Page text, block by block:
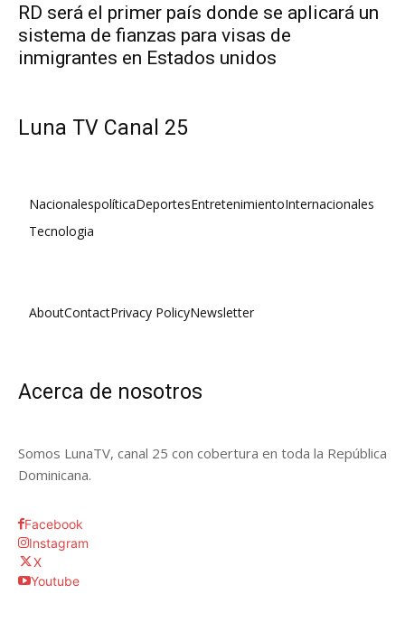
RD será el primer país donde se aplicará un
sistema de fianzas para visas de
inmigrantes en Estados unidos
Luna TV Canal 25
NacionalespolíticaDeportesEntretenimientoInternacionales
Tecnologia
AboutContactPrivacy PolicyNewsletter
Acerca de nosotros
Somos LunaTV, canal 25 con cobertura en toda la República
Dominicana.
Facebook
Instagram
X
Youtube